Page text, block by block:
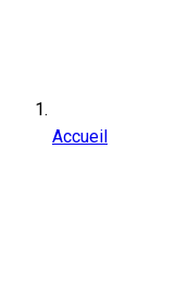
Accueil